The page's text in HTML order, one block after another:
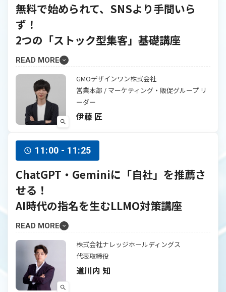
無料で始められて、SNSより手間いら
ず！
2つの「ストック型集客」基礎講座
READ MORE
GMOデザインワン株式会社
営業本部 / マーケティング・販促グループ リ
ーダー
伊藤 匠
11:00 - 11:25
ChatGPT・Geminiに「自社」を推薦さ
せる！
AI時代の指名を生むLLMO対策講座
READ MORE
株式会社ナレッジホールディングス
代表取締役
道川内 知